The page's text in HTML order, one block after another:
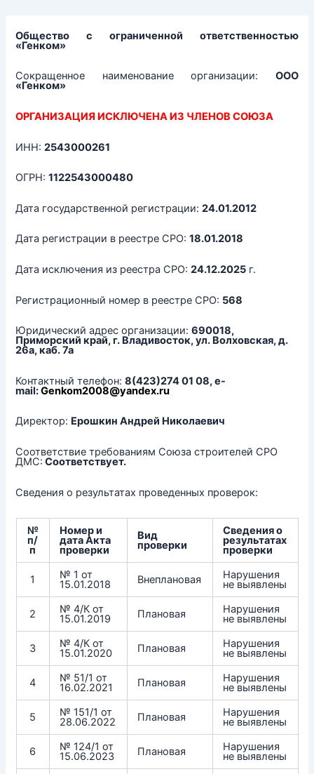
Общество с ограниченной ответственностью
«Генком»
Сокращенное наименование организации: ООО
«Генком»
ОРГАНИЗАЦИЯ ИСКЛЮЧЕНА ИЗ ЧЛЕНОВ СОЮЗА
ИНН:2543000261
ОГРН:1122543000480
Дата государственной регистрации:24.01.2012
Дата регистрации в реестре СРО:18.01.2018
Дата исключения из реестра СРО:24.12.2025 г.
Регистрационный номер в реестре СРО: 568
Юридический адрес организации:690018,
Приморский край, г. Владивосток, ул. Волховская, д.
26а, каб. 7а
Контактный телефон:8(423)274 01 08, e-
mail:Genkom2008@yandex.ru
Директор: Ерошкин Андрей Николаевич
Соответствие требованиям Союза строителей СРО
ДМС: Соответствует.
Сведения о результатах проведенных проверок:
№
п/
п
Номер и
дата Акта
проверки
Вид
проверки
Сведения о
результатах
проверки
1 № 1 от
15.01.2018 Внеплановая Нарушения
не выявлены
2 № 4/К от
15.01.2019 Плановая Нарушения
не выявлены
3 № 4/К от
15.01.2020 Плановая Нарушения
не выявлены
4 № 51/1 от
16.02.2021 Плановая Нарушения
не выявлены
5 № 151/1 от
28.06.2022 Плановая Нарушения
не выявлены
6 № 124/1 от
15.06.2023 Плановая Нарушения
не выявлены